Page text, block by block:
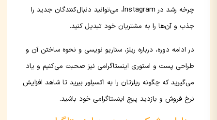
چرخه رشد در Instagram، می‌توانید دنبال‌کنندگان جدید را
جذب و آن‌ها را به مشتریان خود تبدیل کنید.
در ادامه دوره، درباره ریلز، سناریو نویسی و نحوه ساختن آن و
طراحی پست و استوری‌ اینستاگرامی نیز صحبت می‌کنیم و یاد
می‌گیرید که چگونه ریلزتان را به اکسپلور ببرید تا شاهد افزایش
نرخ فروش و بازدید پیج اینستاگرامی خود باشید.